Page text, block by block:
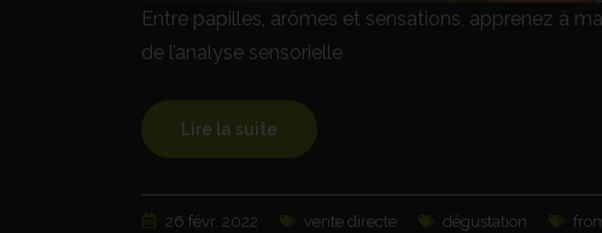
Entre papilles, arômes et sensations, apprenez à
de l’analyse sensorielle
Lire la suite
26 févr. 2022 vente directe dégustation